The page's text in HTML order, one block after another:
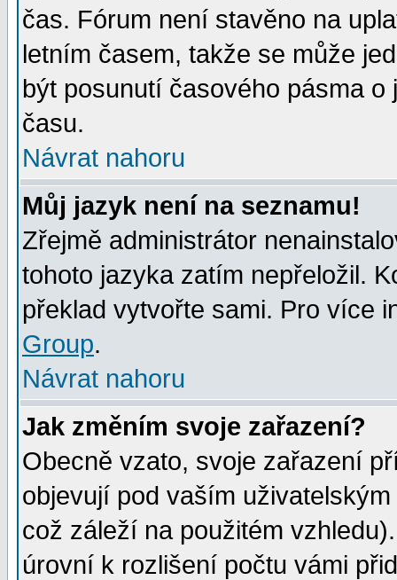
čas. Fórum není stavěno na
letním časem, takže se může
být posunutí časového pásma
času.
Návrat nahoru
Můj jazyk není na seznamu!
Zřejmě administrátor
tohoto jazyka zatím nepřeložil.
překlad vytvořte sami. Pro více
Group.
Návrat nahoru
Jak změním svoje zařazení?
Obecně vzato, svoje zařazení
objevují pod vaším
což záleží na použitém
úrovní k rozlišení počtu vámi